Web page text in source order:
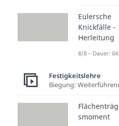
Verformung
Belastung
diesen
einer
wir
DerSatz
Eulersche
Knickfälle -
Herleitung
8/8 – Dauer:
Festigkeitslehre
Biegung:
smoment